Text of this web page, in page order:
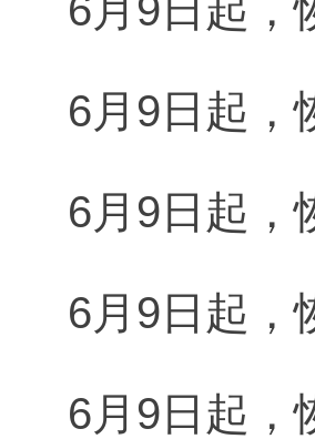
6月9日起，
6月9日起，
6月9日起，
6月9日起，
6月9日起，